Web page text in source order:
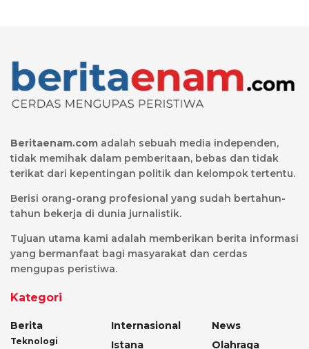
Beritaenam.com adalah sebuah media independen,
tidak memihak dalam pemberitaan, bebas dan tidak
terikat dari kepentingan politik dan kelompok tertentu.
Berisi orang-orang profesional yang sudah bertahun-
tahun bekerja di dunia jurnalistik.
Tujuan utama kami adalah memberikan berita informasi
yang bermanfaat bagi masyarakat dan cerdas
mengupas peristiwa.
Kategori
Berita
Teknologi
Internasional
Istana
News
Olahraga